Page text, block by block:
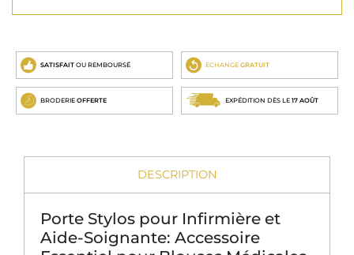
SATISFAIT OU REMBOURSÉ ECHANGE GRATUIT
BRODERIE OFFERTE EXPÉDITION DÈS LE 17 AOÛT
DESCRIPTION
Porte Stylos pour Infirmière et
Aide-Soignante: Accessoire